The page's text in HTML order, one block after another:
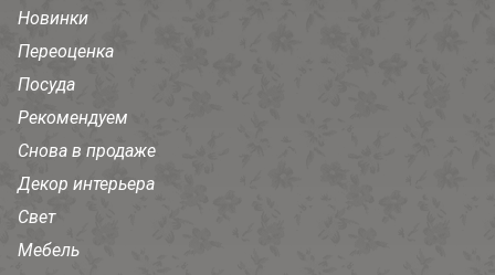
Новинки
Переоценка
Посуда
Рекомендуем
Снова в продаже
Декор интерьера
Свет
Мебель